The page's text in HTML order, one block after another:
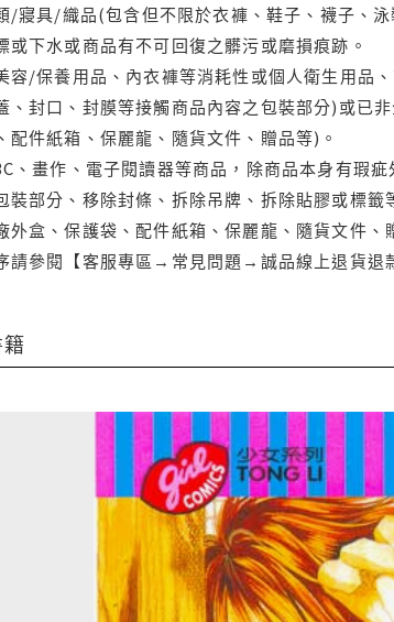
/寢具/織品(包含但不限於衣褲、鞋子、襪子、
或下水或商品有不可回復之髒污或磨損痕跡。
容/保養用品、內衣褲等消耗性或個人衛生用品
、封口、封膜等接觸商品內容之包裝部分)或已
配件紙箱、保麗龍、隨貨文件、贈品等)。
、畫作、電子閱讀器等商品，除商品本身有瑕
裝部分、移除封條、拆除吊牌、拆除貼膠或標
外盒、保護袋、配件紙箱、保麗龍、隨貨文件、
請參閱【客服專區→常見問題→誠品線上退貨退